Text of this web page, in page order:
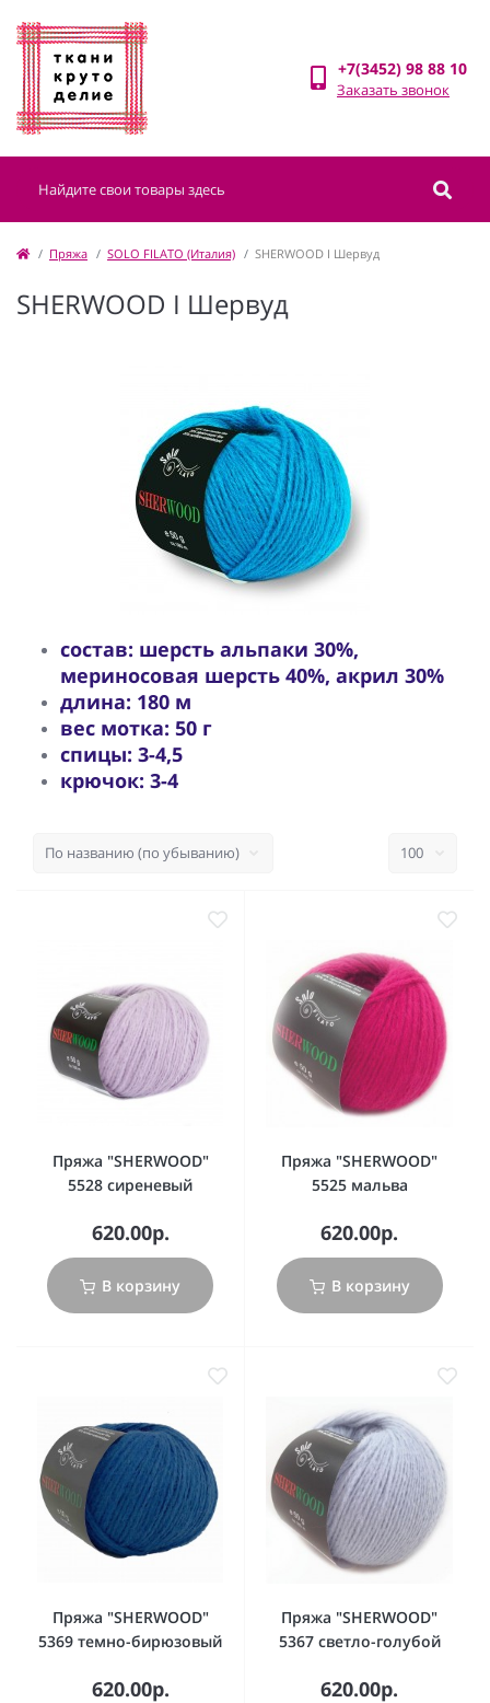
+7(3452) 98 88 10
Заказать звонок
Пряжа SOLO FILATO (Италия) SHERWOOD I Шервуд
SHERWOOD I Шервуд
состав: шерсть альпаки 30%,
мериносовая шерсть 40%, акрил 30%
длина: 180 м
вес мотка: 50 г
спицы: 3-4,5
крючок: 3-4
Пряжа "SHERWOOD"
5528 сиреневый
620.00р.
В корзину
Пряжа "SHERWOOD"
5525 мальва
620.00р.
В корзину
Пряжа "SHERWOOD"
5369 темно-бирюзовый
620.00р.
Пряжа "SHERWOOD"
5367 светло-голубой
620.00р.